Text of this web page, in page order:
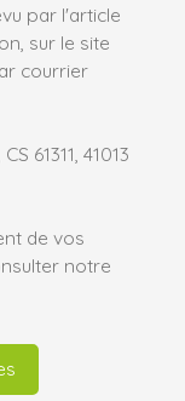
par l'article
sur le site
courrier
61311, 41013
de vos
notre